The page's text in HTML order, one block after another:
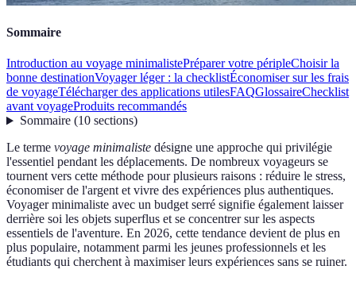
Sommaire
Introduction au voyage minimalistePréparer votre péripleChoisir la
bonne destinationVoyager léger : la checklistÉconomiser sur les frais
de voyageTélécharger des applications utilesFAQGlossaireChecklist
avant voyageProduits recommandés
Sommaire(10 sections)
Le terme voyage minimaliste désigne une approche qui privilégie
l'essentiel pendant les déplacements. De nombreux voyageurs se
tournent vers cette méthode pour plusieurs raisons : réduire le stress,
économiser de l'argent et vivre des expériences plus authentiques.
Voyager minimaliste avec un budget serré signifie également laisser
derrière soi les objets superflus et se concentrer sur les aspects
essentiels de l'aventure. En 2026, cette tendance devient de plus en
plus populaire, notamment parmi les jeunes professionnels et les
étudiants qui cherchent à maximiser leurs expériences sans se ruiner.